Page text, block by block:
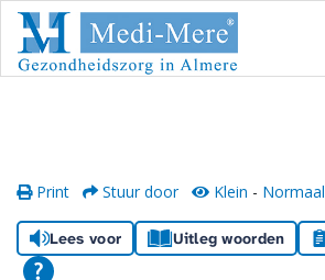
Print Stuur door Klein - Normaal
Lees voor Uitleg woorden